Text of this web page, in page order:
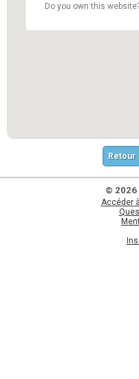
Do you own this
Retour
©
Accéder